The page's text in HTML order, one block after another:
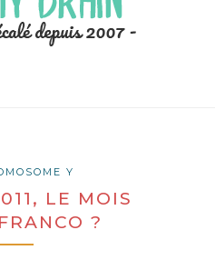
Y
LE MOIS
?